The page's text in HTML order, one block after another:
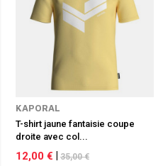
KAPORAL
T-shirt jaune fantaisie coupe
droite avec col...
12,00 € 35,00 €